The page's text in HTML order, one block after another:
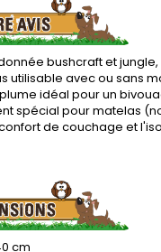
bushcraft et
utilisable avec ou sans
idéal pour un
spécial pour matelas
de couchage et
cm